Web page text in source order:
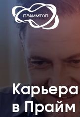
Карьера
в Прайм